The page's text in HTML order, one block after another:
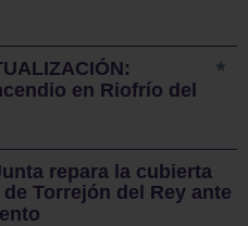
en Riofrío del
repara la cubierta
Torrejón del Rey ante